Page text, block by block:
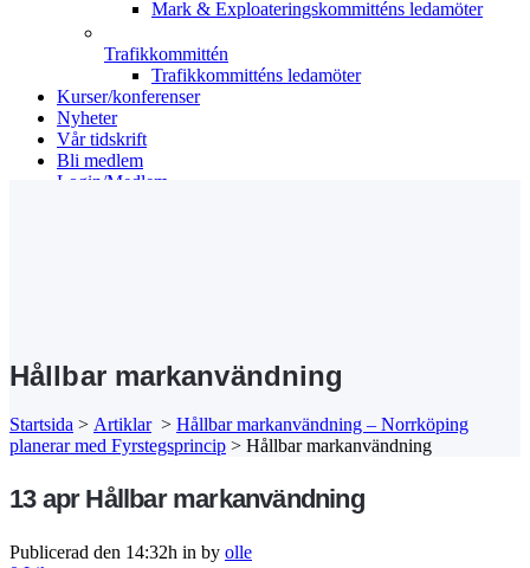
Mark & Exploateringskommitténs ledamöter
Trafikkommittén
Trafikkommitténs ledamöter
Kurser/konferenser
Nyheter
Vår tidskrift
Bli medlem
Login/Medlem
Hållbar markanvändning
Startsida > Artiklar > Hållbar markanvändning – Norrköping
planerar med Fyrstegsprincip > Hållbar markanvändning
13 aprHållbar markanvändning
Publicerad den 14:32h in by olle